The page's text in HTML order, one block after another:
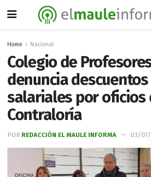
Home Nacional
Colegio de
denuncia descuentos
salariales por oficios
Contraloría
POR REDACCIÓN EL MAULE INFORMA 03/07/